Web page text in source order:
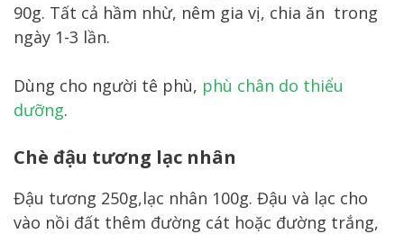
90g. Tất cả hầm nhừ, nêm gia vị, chia ăn trong
ngày 1-3 lần.
Dùng cho người tê phù, phù chân do thiểu
dưỡng.
Chè đậu tương lạc nhân
Đậu tương 250g,lạc nhân 100g. Đậu và lạc cho
vào nồi đất thêm đường cát hoặc đường trắng,